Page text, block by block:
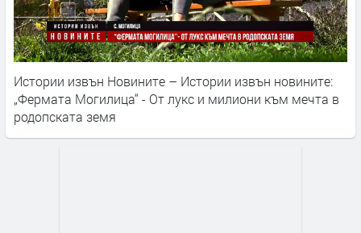
Истории извън Новините – Истории извън новините:
„Фермата Могилица“ - От лукс и милиони към мечта в
родопската земя